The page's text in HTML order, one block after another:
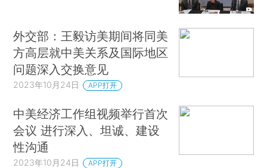
外交部：王毅访美期间将同美
方高层就中美关系及国际地区
问题深入交换意见
2023年10月24日 APP打开
中美经济工作组视频举行首次
会议 进行深入、坦诚、建设
性沟通
2023年10月24日 APP打开